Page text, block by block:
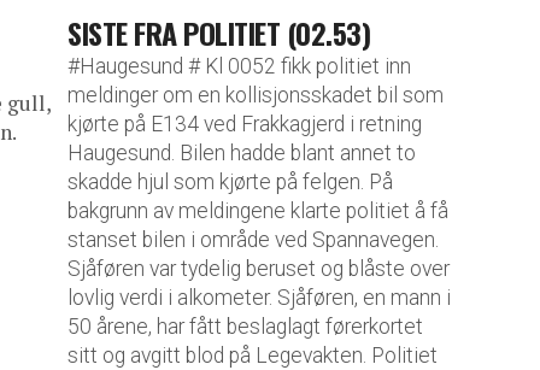
gull,
SISTE FRA POLITIET (02.53)
#Haugesund # Kl 0052 fikk politiet inn
meldinger om en kollisjonsskadet bil som
kjørte på E134 ved Frakkagjerd i retning
Haugesund. Bilen hadde blant annet to
skadde hjul som kjørte på felgen. På
bakgrunn av meldingene klarte politiet å få
stanset bilen i område ved Spannavegen.
Sjåføren var tydelig beruset og blåste over
lovlig verdi i alkometer. Sjåføren, en mann i
50 årene, har fått beslaglagt førerkortet
sitt og avgitt blod på Legevakten. Politiet